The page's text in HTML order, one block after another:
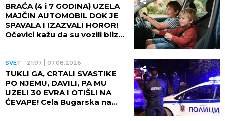
BRAĆA (4 i 7 GODINA) UZELA
MAJČIN AUTOMOBIL DOK JE
SPAVALA I IZAZVALI HOROR!
Očevici kažu da su vozili blizu
SVET 21:07 07.08.2026
TUKLI GA, CRTALI SVASTIKE
PO NJEMU, DAVILI, PA MU
UZELI 30 EVRA I OTIŠLI NA
ĆEVAPE! Cela Bugarska na